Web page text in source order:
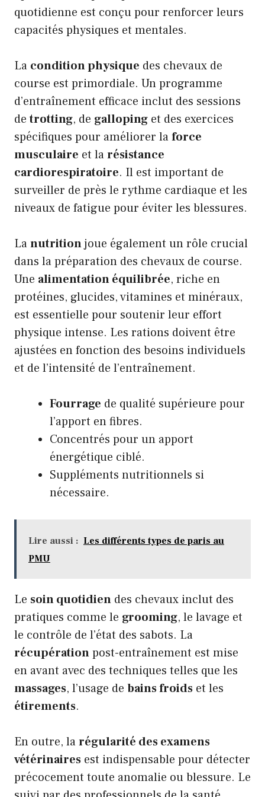
quotidienne est conçu pour renforcer leurs
capacités physiques et mentales.
La condition physique des chevaux de
course est primordiale. Un programme
d’entraînement efficace inclut des sessions
detrotting, de galloping et des exercices
spécifiques pour améliorer laforce
musculaire et larésistance
cardiorespiratoire. Il est important de
surveiller de près le rythme cardiaque et les
niveaux de fatigue pour éviter les blessures.
Lanutritionjoue également un rôle crucial
dans la préparation des chevaux de course.
Une alimentation équilibrée, riche en
protéines, glucides, vitamines et minéraux,
est essentielle pour soutenir leur effort
physique intense. Les rations doivent être
ajustées en fonction des besoins individuels
et de l’intensité de l’entraînement.
Fourrage de qualité supérieure pour
l’apport en fibres.
Concentrés pour un apport
énergétique ciblé.
Suppléments nutritionnels si
nécessaire.
Lire aussi : Les différents types de paris au
PMU
Le soin quotidien des chevaux inclut des
pratiques comme le grooming, le lavage et
le contrôle de l’état des sabots. La
récupérationpost-entraînement est mise
en avant avec des techniques telles que les
massages, l’usage de bains froids et les
étirements.
En outre, larégularité des examens
vétérinaires est indispensable pour détecter
précocement toute anomalie ou blessure. Le